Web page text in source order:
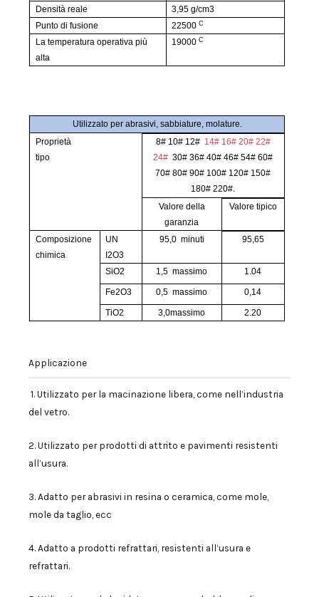
Densità reale
3,95 g/cm3
Punto di fusione
22500C
La temperatura operativa più
alta
19000C
Utilizzato per abrasivi, sabbiature, molature.
Proprietà
tipo
8# 10# 12# 14# 16# 20# 22#
24# 30# 36# 40# 46# 54# 60#
70# 80# 90# 100# 120# 150#
180# 220#.
Valore della
garanzia
Valore tipico
Composizione
chimica
UN
I2O3
95,0 minuti 95,65
SiO2 1,5 massimo 1.04
Fe2O3 0,5 massimo 0,14
TiO2 3,0massimo 2.20
Applicazione
1. Utilizzato per la macinazione libera, come nell’industria
del vetro.
2. Utilizzato per prodotti di attrito e pavimenti resistenti
all’usura.
3. Adatto per abrasivi in ​​resina o ceramica, come mole,
mole da taglio, ecc
4. Adatto a prodotti refrattari, resistenti all’usura e
refrattari.